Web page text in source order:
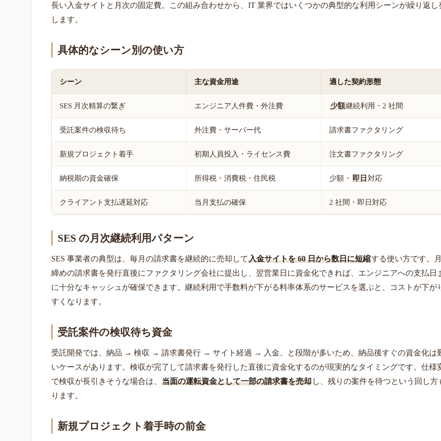
長い入金サイトと月次の固定費。この組み合わせから、IT 業界ではいくつかの典型的な利用シーンが繰り返し
します。
具体的なシーン別の使い方
シーン 主な資金用途 適した契約形態
SES 月次精算の繋ぎ エンジニア人件費・外注費 少額継続利用・2 社間
受託案件の検収待ち 外注費・サーバー代 請求書ファクタリング
新規プロジェクト着手 初期人員投入・ライセンス費 注文書ファクタリング
納税期の資金確保 所得税・消費税・住民税 少額・ 即日 対応
クライアント支払遅延対応 当月支払の確保 2 社間・即日対応
SES の月次継続利用パターン
SES 事業者の典型は、毎月の請求書を継続的に売却して入金サイトを 60 日から数日に短縮する使い方です。
締めの請求書を発行直後にファクタリング会社に提出し、翌営業日に資金化できれば、エンジニアへの支払日
に十分なキャッシュが確保できます。継続利用で手数料が下がる料率体系のサービスを選ぶと、コストが下が
すくなります。
受託案件の検収待ち資金
受託開発では、納品 → 検収 → 請求書発行 → サイト経過 → 入金、と段階が多いため、納品後すぐの資金化は
いケースがあります。検収が完了して請求書を発行した直後に資金化するのが現実的なタイミングです。仕様
で検収が長引きそうな場合は、 当面の運転資金として一部の請求書を売却し、残りの案件を待つという回し方
ります。
新規プロジェクト着手時の前金